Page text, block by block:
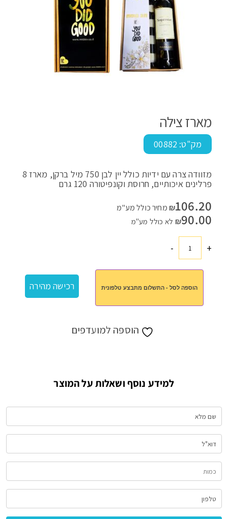
מארז צילה
מק"ט: 00882
מזוודה צרה עם ידיות כולל יין לבן 750 מיל ברקן, מארז 8
פרלינים איכותיים, חרוסת וקונפיטורה 120 גרם
₪106.20
מחיר כולל מע"מ
₪90.00 לא כולל מע"מ
+כמות
צילה
-
הוספה לסל - התשלום מתבצע טלפונית רכישה מהירה
הוספה למועדפים
למידע נוסף ושאלות על המוצר